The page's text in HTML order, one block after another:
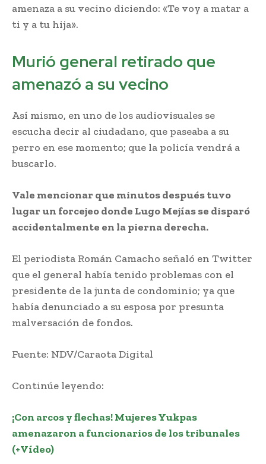
amenaza a su vecino diciendo: «Te voy a matar a
ti y a tu hija».
Murió general retirado que
amenazó a su vecino
Así mismo, en uno de los audiovisuales se
escucha decir al ciudadano, que paseaba a su
perro en ese momento; que la policía vendrá a
buscarlo.
Vale mencionar que minutos después tuvo
lugar un forcejeo donde Lugo Mejías se disparó
accidentalmente en la pierna derecha.
El periodista Román Camacho señaló en Twitter
que el general había tenido problemas con el
presidente de la junta de condominio; ya que
había denunciado a su esposa por presunta
malversación de fondos.
Fuente: NDV/Caraota Digital
Continúe leyendo:
¡Con arcos y flechas! Mujeres Yukpas
amenazaron a funcionarios de los tribunales
(+Vídeo)